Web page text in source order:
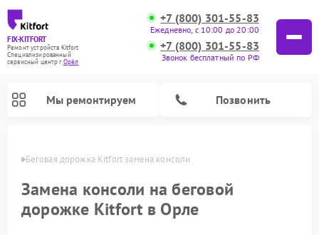
FIX-KITFORT
Ремонт устройств Kitfort
Специализированный
cервисный центр г.Орёл
+7 (800) 301-55-83
Ежедневно, с 10:00 до 20:00
+7 (800) 301-55-83
Звонок бесплатный по РФ
Мы ремонтируем Позвонить
Беговая дорожка Kitfort замена консоли
Замена консоли на беговой
дорожке Kitfort в Орле